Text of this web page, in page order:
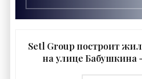
Setl Group построит
на улице Бабушкина